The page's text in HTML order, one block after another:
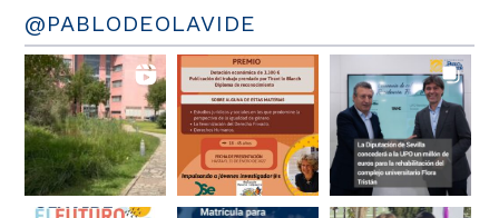
@PABLODEOLAVIDE